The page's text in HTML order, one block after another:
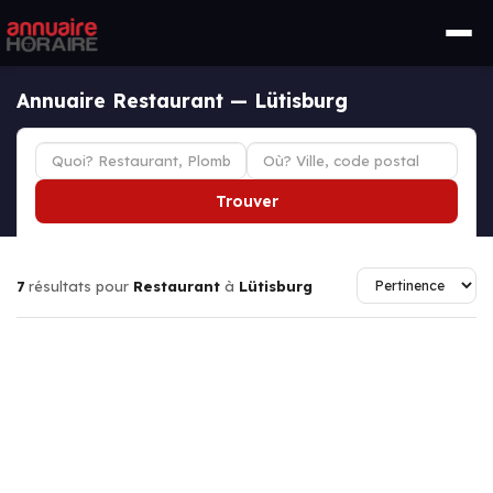
Annuaire Restaurant — Lütisburg
Trouver
7 résultats pour Restaurant à Lütisburg